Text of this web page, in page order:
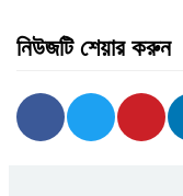
নিউজটি শেয়ার করুন